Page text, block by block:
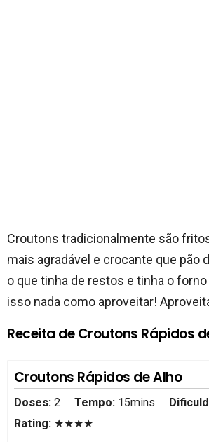
Croutons tradicionalmente são
mais agradável e crocante que pão
o que tinha de restos e tinha o
isso nada como aproveitar!
Receita de Croutons Rápidos
Croutons Rápidos de Alho
Doses: 2 Tempo: 15mins
Rating: ★★★★